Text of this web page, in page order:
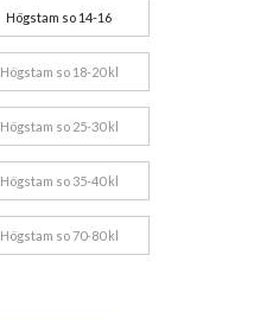
Högstam so 14-16
Högstam so 18-20 kl
Högstam so 25-30 kl
Högstam so 35-40 kl
Högstam so 70-80 kl